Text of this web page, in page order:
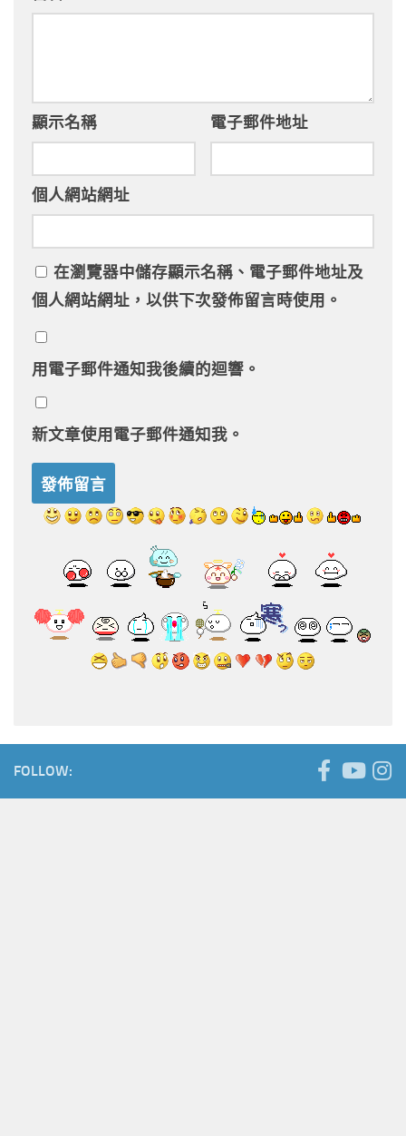
顯示名稱 電子郵件地址
個人網站網址
在瀏覽器中儲存顯示名稱、電子郵件地址及
個人網站網址，以供下次發佈留言時使用。
用電子郵件通知我後續的迴響。
新文章使用電子郵件通知我。
FOLLOW: